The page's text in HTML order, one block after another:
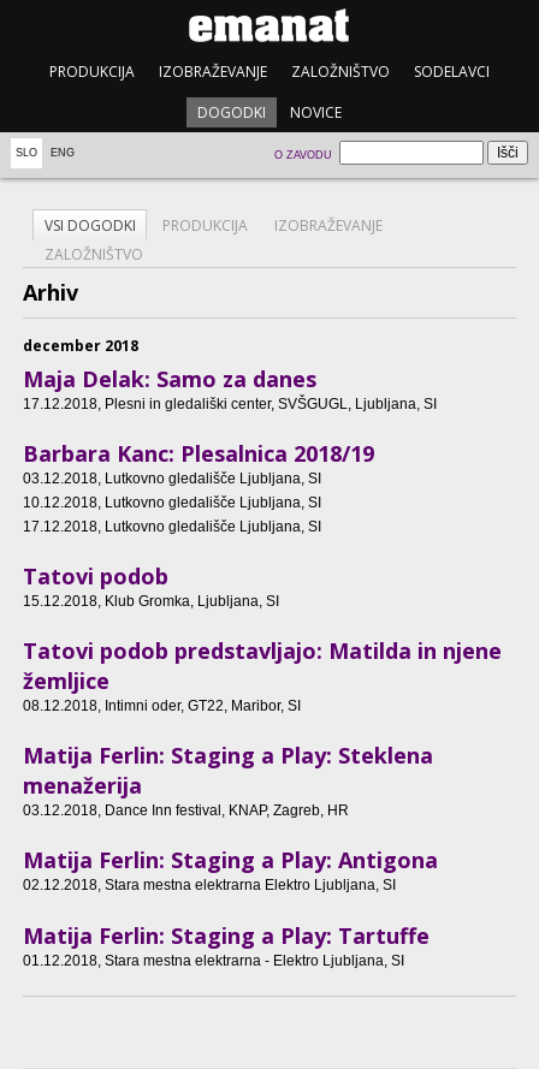
PRODUKCIJA IZOBRAŽEVANJE ZALOŽNIŠTVO SODELAVCI
DOGODKI NOVICE
SLO ENG O ZAVODU
VSI DOGODKI PRODUKCIJA
IZOBRAŽEVANJE
ZALOŽNIŠTVO
Arhiv
december 2018
Maja Delak: Samo za danes
17.12.2018, Plesni in gledališki center, SVŠGUGL, Ljubljana, SI
Barbara Kanc: Plesalnica 2018/19
03.12.2018, Lutkovno gledališče Ljubljana, SI
10.12.2018, Lutkovno gledališče Ljubljana, SI
17.12.2018, Lutkovno gledališče Ljubljana, SI
Tatovi podob
15.12.2018, Klub Gromka, Ljubljana, SI
Tatovi podob predstavljajo: Matilda in njene
žemljice
08.12.2018, Intimni oder, GT22, Maribor, SI
Matija Ferlin: Staging a Play: Steklena
menažerija
03.12.2018, Dance Inn festival, KNAP, Zagreb, HR
Matija Ferlin: Staging a Play: Antigona
02.12.2018, Stara mestna elektrarna Elektro Ljubljana, SI
Matija Ferlin: Staging a Play: Tartuffe
01.12.2018, Stara mestna elektrarna - Elektro Ljubljana, SI